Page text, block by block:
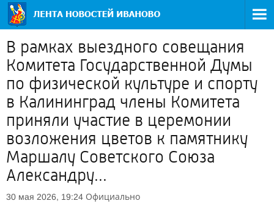
В рамках выездного совещания
Комитета Государственной Думы
по физической культуре и спорту
в Калининград члены Комитета
приняли участие в церемонии
возложения цветов к памятнику
Маршалу Советского Союза
Александру...
30 мая 2026, 19:24 Официально